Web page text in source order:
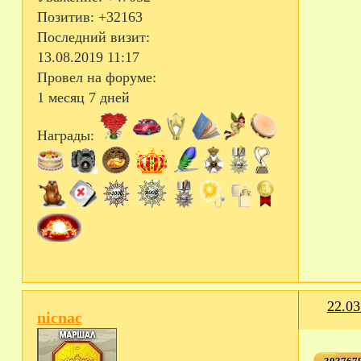
Позитив: +32163
Последний визит:
13.08.2019 11:17
Провел на форуме:
1 месяц 7 дней
Награды:
nicnac